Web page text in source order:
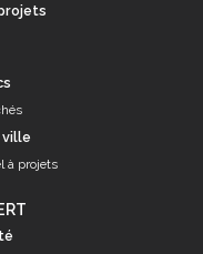
à projets